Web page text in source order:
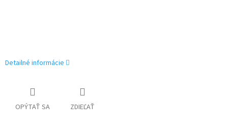
Detailné informácie
OPÝTAŤ SA ZDIEĽAŤ